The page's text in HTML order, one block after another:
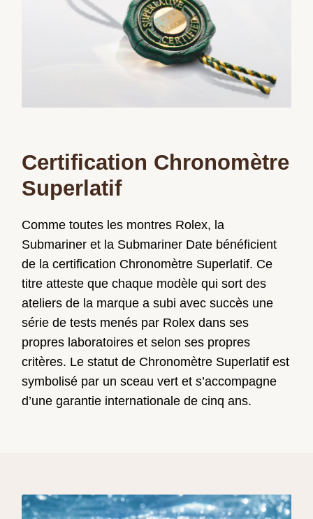
Certification Chronomètre
Superlatif
Comme toutes les montres Rolex, la
Submariner et la Submariner Date bénéficient
de la certification Chronomètre Superlatif. Ce
titre atteste que chaque modèle qui sort des
ateliers de la marque a subi avec succès une
série de tests menés par Rolex dans ses
propres laboratoires et selon ses propres
critères. Le statut de Chronomètre Superlatif est
symbolisé par un sceau vert et s’accompagne
d’une garantie internationale de cinq ans.